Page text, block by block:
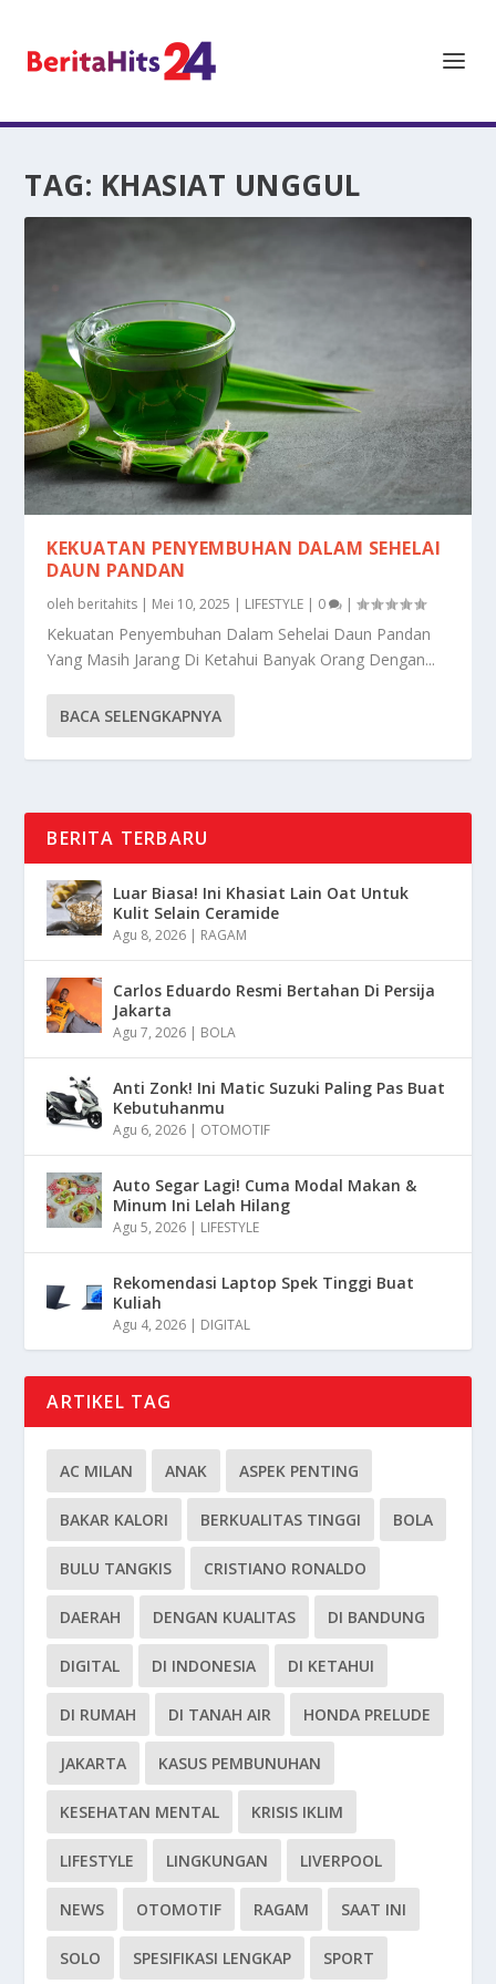
TAG: KHASIAT UNGGUL
KEKUATAN PENYEMBUHAN DALAM SEHELAI
DAUN PANDAN
oleh beritahits | Mei 10, 2025 | LIFESTYLE | 0 |
Kekuatan Penyembuhan Dalam Sehelai Daun Pandan
Yang Masih Jarang Di Ketahui Banyak Orang Dengan...
BACA SELENGKAPNYA
BERITA TERBARU
Luar Biasa! Ini Khasiat Lain Oat Untuk
Kulit Selain Ceramide
Agu 8, 2026 | RAGAM
Carlos Eduardo Resmi Bertahan Di Persija
Jakarta
Agu 7, 2026 | BOLA
Anti Zonk! Ini Matic Suzuki Paling Pas Buat
Kebutuhanmu
Agu 6, 2026 | OTOMOTIF
Auto Segar Lagi! Cuma Modal Makan &
Minum Ini Lelah Hilang
Agu 5, 2026 | LIFESTYLE
Rekomendasi Laptop Spek Tinggi Buat
Kuliah
Agu 4, 2026 | DIGITAL
ARTIKEL TAG
AC MILAN ANAK ASPEK PENTING
BAKAR KALORI BERKUALITAS TINGGI BOLA
BULU TANGKIS CRISTIANO RONALDO
DAERAH DENGAN KUALITAS DI BANDUNG
DIGITAL DI INDONESIA DI KETAHUI
DI RUMAH DI TANAH AIR HONDA PRELUDE
JAKARTA KASUS PEMBUNUHAN
KESEHATAN MENTAL KRISIS IKLIM
LIFESTYLE LINGKUNGAN LIVERPOOL
NEWS OTOMOTIF RAGAM SAAT INI
SOLO SPESIFIKASI LENGKAP SPORT